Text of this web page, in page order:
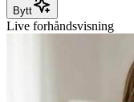
Bytt
Live forhåndsvisning